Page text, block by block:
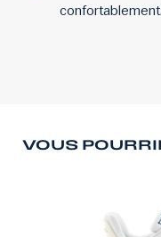
confortablement.
VOUS